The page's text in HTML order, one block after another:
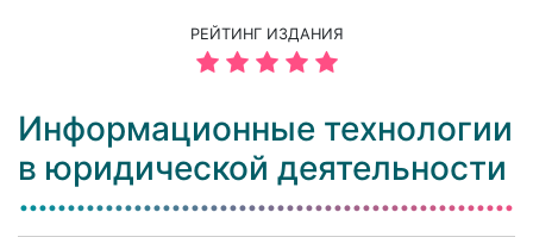
РЕЙТИНГ ИЗДАНИЯ
Информационные технологии
в юридической деятельности